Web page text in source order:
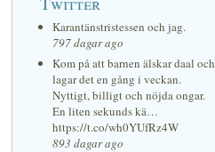
Karantänstristessen och jag.
797 dagar ago
Kom på att barnen älskar daal och
lagar det en gång i veckan.
Nyttigt, billigt och nöjda ongar.
En liten sekunds kä…
https://t.co/wh0YUfRz4W
893 dagar ago